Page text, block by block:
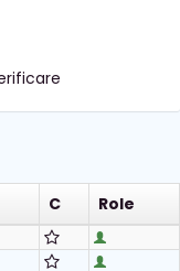
C Role